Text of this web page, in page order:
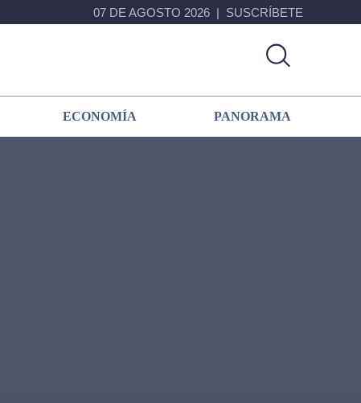
07 DE AGOSTO 2026 SUSCRÍBETE
ECONOMÍA PANORAMA